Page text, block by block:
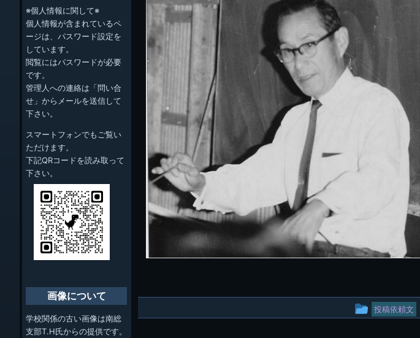
投
投稿依頼文
※個人情報に関して※
個人情報が含まれているペ
ージは、パスワード設定を
しています。
閲覧にはパスワードが必要
です。
管理人への連絡は「問い合
せ」からメールを送信して
下さい。
スマートフォンでもご覧い
ただけます。
下記QRコードを読み取って
下さい。
画像について
学校関係の古い画像は南総
支部T.H氏からの提供です。